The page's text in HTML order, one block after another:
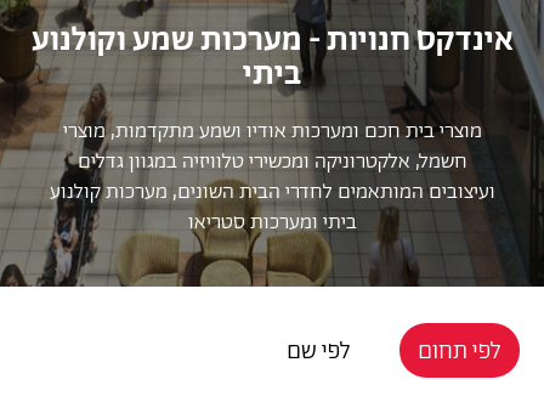
אינדקס חנויות - מערכות שמע וקולנוע
ביתי
מוצרי בית חכם ומערכות אודיו ושמע מתקדמות, מוצרי
חשמל, אלקטרוניקה ומכשירי טלוויזיה במגוון גדלים
ועיצובים המותאמים לחדרי הבית השונים, מערכות קולנוע
ביתי ומערכות סטריאו
לפי תחום לפי שם